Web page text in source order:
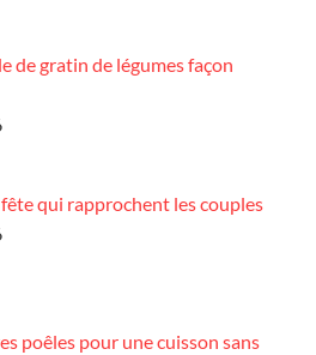
de gratin de légumes façon
fête qui rapprochent les couples
poêles pour une cuisson sans